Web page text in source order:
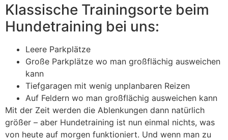
Klassische Trainingsorte beim
Hundetraining bei uns:
Leere Parkplätze
Große Parkplätze wo man großflächig ausweichen
kann
Tiefgaragen mit wenig unplanbaren Reizen
Auf Feldern wo man großflächig ausweichen kann
Mit der Zeit werden die Ablenkungen dann natürlich
größer – aber Hundetraining ist nun einmal nichts, was
von heute auf morgen funktioniert. Und wenn man zu